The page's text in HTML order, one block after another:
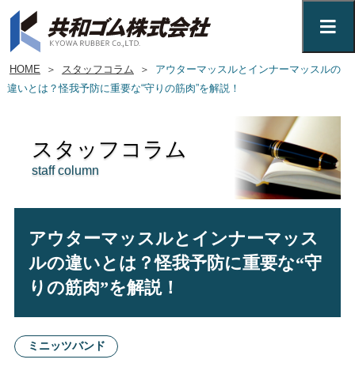
HOME ＞ スタッフコラム ＞
アウターマッスルとインナーマッスルの
違いとは？怪我予防に重要な“守りの筋肉”を解説！
スタッフコラム
staff column
アウターマッスルとインナーマッス
ルの違いとは？怪我予防に重要な“守
りの筋肉”を解説！
ミニッツバンド